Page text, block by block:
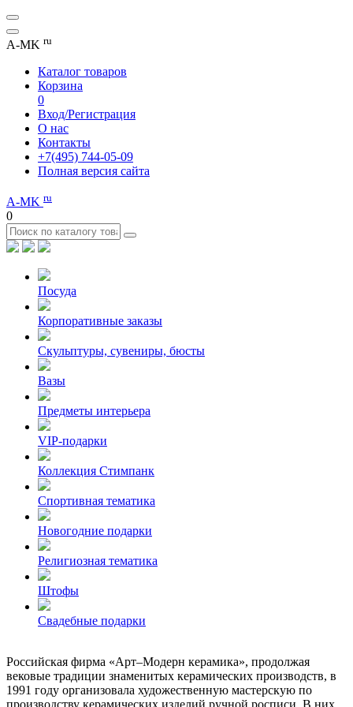
A-MK ru
Каталог товаров
Корзина
0
Вход/Регистрация
О нас
Контакты
+7(495) 744-05-09
Полная версия сайта
A-MK ru
0
Посуда
Корпоративные заказы
Скульптуры, сувениры, бюсты
Вазы
Предметы интерьера
VIP-подарки
Коллекция Стимпанк
Спортивная тематика
Новогодние подарки
Религиозная тематика
Штофы
Свадебные подарки
Российская фирма «Арт–Модерн керамика», продолжая
вековые традиции знаменитых керамических производств, в
1991 году организовала художественную мастерскую по
производству керамических изделий ручной росписи. В них